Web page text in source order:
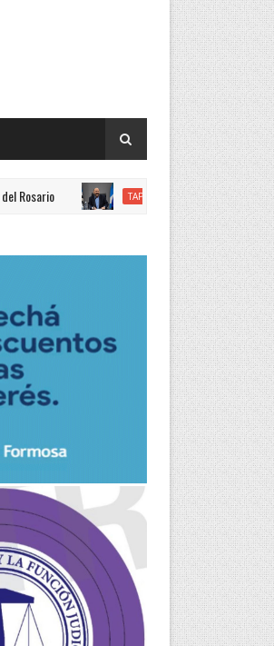
TAPA Sin recurrir a deuda, el